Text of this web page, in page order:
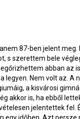
87-ben jelent
s szerettem bele
abban az
Nem volt az. A
a kisvárosi
akkor is, ha ebből
jelentettek